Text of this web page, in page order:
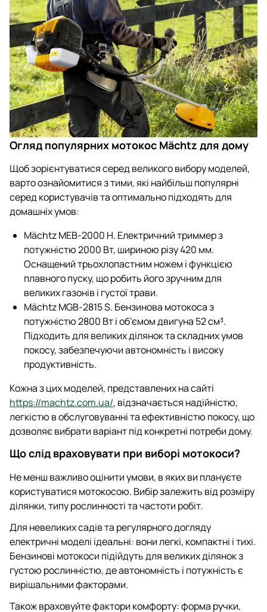
Огляд популярних мотокос Mächtz для дому
Щоб зорієнтуватися серед великого вибору моделей,
варто ознайомитися з тими, які найбільш популярні
серед користувачів та оптимально підходять для
домашніх умов:
Mächtz MEB-2000 H. Електричний триммер з
потужністю 2000 Вт, шириною різу 420 мм.
Оснащений трьохлопастним ножем і функцією
плавного пуску, що робить його зручним для
великих газонів і густої трави.
Mächtz MGB-2815 S. Бензинова мотокоса з
потужністю 2800 Вт і об’ємом двигуна 52 см³.
Підходить для великих ділянок та складних умов
покосу, забезпечуючи автономність і високу
продуктивність.
Кожна з цих моделей, представлених на сайті
https://machtz.com.ua/, відзначається надійністю,
легкістю в обслуговуванні та ефективністю покосу, що
дозволяє вибрати варіант під конкретні потреби дому.
Що слід враховувати при виборі мотокоси?
Не менш важливо оцінити умови, в яких ви плануєте
користуватися мотокосою. Вибір залежить від розміру
ділянки, типу рослинності та частоти робіт.
Для невеликих садів та регулярного догляду
електричні моделі ідеальні: вони легкі, компактні і тихі.
Бензинові мотокоси підійдуть для великих ділянок з
густою рослинністю, де автономність і потужність є
вирішальними факторами.
Також враховуйте фактори комфорту: форма ручки,